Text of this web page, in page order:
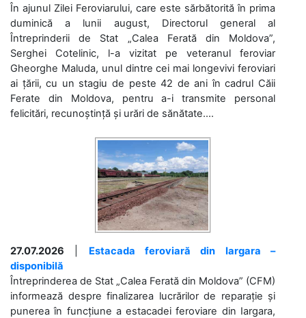
În ajunul Zilei Feroviarului, care este sărbătorită în prima
duminică a lunii august, Directorul general al
Întreprinderii de Stat „Calea Ferată din Moldova”,
Serghei Cotelinic, l-a vizitat pe veteranul feroviar
Gheorghe Maluda, unul dintre cei mai longevivi feroviari
ai țării, cu un stagiu de peste 42 de ani în cadrul Căii
Ferate din Moldova, pentru a-i transmite personal
felicitări, recunoștință și urări de sănătate....
27.07.2026
Estacada feroviară din Iargara –
disponibilă
Întreprinderea de Stat „Calea Ferată din Moldova” (CFM)
informează despre finalizarea lucrărilor de reparație și
punerea în funcțiune a estacadei feroviare din Iargara,